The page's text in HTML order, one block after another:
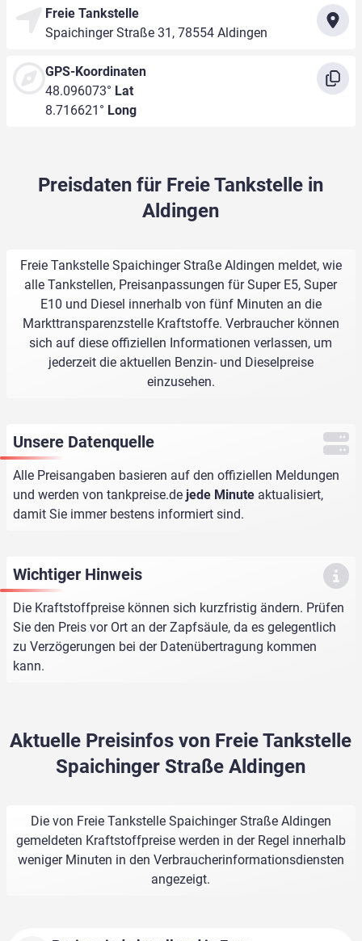
Freie Tankstelle
Spaichinger Straße 31, 78554 Aldingen
GPS-Koordinaten
48.096073° Lat
8.716621° Long
Preisdaten für Freie Tankstelle in
Aldingen
Freie Tankstelle Spaichinger Straße Aldingen meldet, wie
alle Tankstellen, Preisanpassungen für Super E5, Super
E10 und Diesel innerhalb von fünf Minuten an die
Markttransparenzstelle Kraftstoffe. Verbraucher können
sich auf diese offiziellen Informationen verlassen, um
jederzeit die aktuellen Benzin- und Dieselpreise
einzusehen.
Unsere Datenquelle
Alle Preisangaben basieren auf den offiziellen Meldungen
und werden von tankpreise.de jede Minute aktualisiert,
damit Sie immer bestens informiert sind.
Wichtiger Hinweis
Die Kraftstoffpreise können sich kurzfristig ändern. Prüfen
Sie den Preis vor Ort an der Zapfsäule, da es gelegentlich
zu Verzögerungen bei der Datenübertragung kommen
kann.
Aktuelle Preisinfos von Freie Tankstelle
Spaichinger Straße Aldingen
Die von Freie Tankstelle Spaichinger Straße Aldingen
gemeldeten Kraftstoffpreise werden in der Regel innerhalb
weniger Minuten in den Verbraucherinformationsdiensten
angezeigt.